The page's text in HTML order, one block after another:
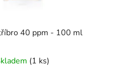
40 ppm - 100 ml
(1 ks)